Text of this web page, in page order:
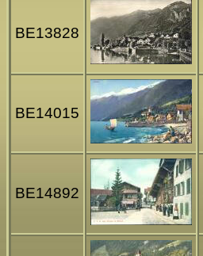
BE13828
BE14015
BE14892